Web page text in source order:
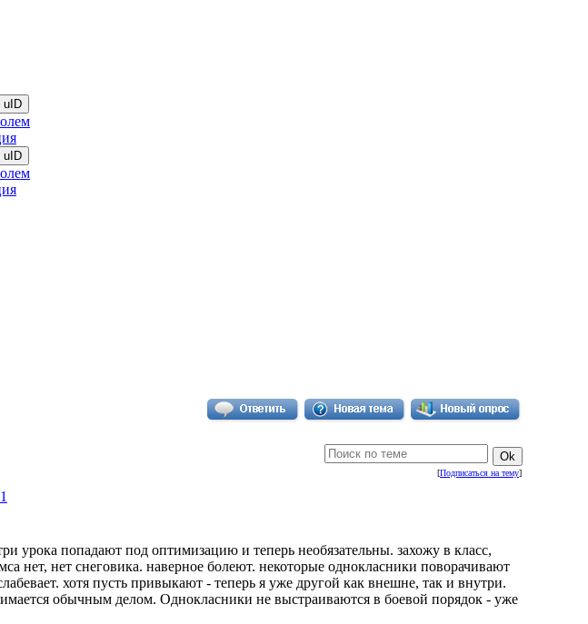
uID
uID
[Подписаться на тему]
1
урока попадают под оптимизацию и теперь необязательны. захожу в класс,
нет, нет снеговика. наверное болеют. некоторые однокласники поворачивают
хотя пусть привыкают - теперь я уже другой как внешне, так и внутри.
обычным делом. Однокласники не выстраиваются в боевой порядок - уже